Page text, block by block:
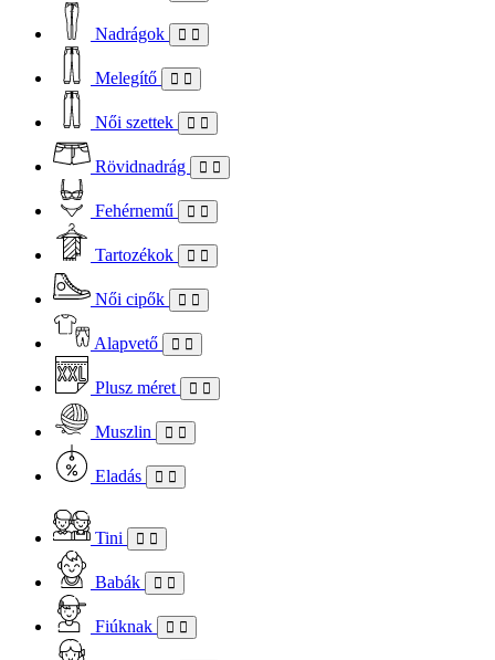
Nadrágok
Melegítő
Női szettek
Rövidnadrág
Fehérnemű
Tartozékok
Női cipők
Alapvető
Plusz méret
Muszlin
Eladás
Tini
Babák
Fiúknak